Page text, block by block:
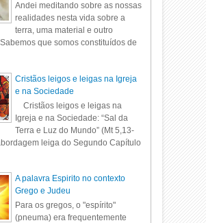
Andei meditando sobre as nossas
realidades nesta vida sobre a
terra, uma material e outro
que somos constituídos de
Cristãos leigos e leigas na Igreja
e na Sociedade
Cristãos leigos e leigas na
Igreja e na Sociedade: “Sal da
Terra e Luz do Mundo” (Mt 5,13-
leiga do Segundo Capítulo
A palavra Espirito no contexto
Grego e Judeu
Para os gregos, o "espírito"
(pneuma) era frequentemente